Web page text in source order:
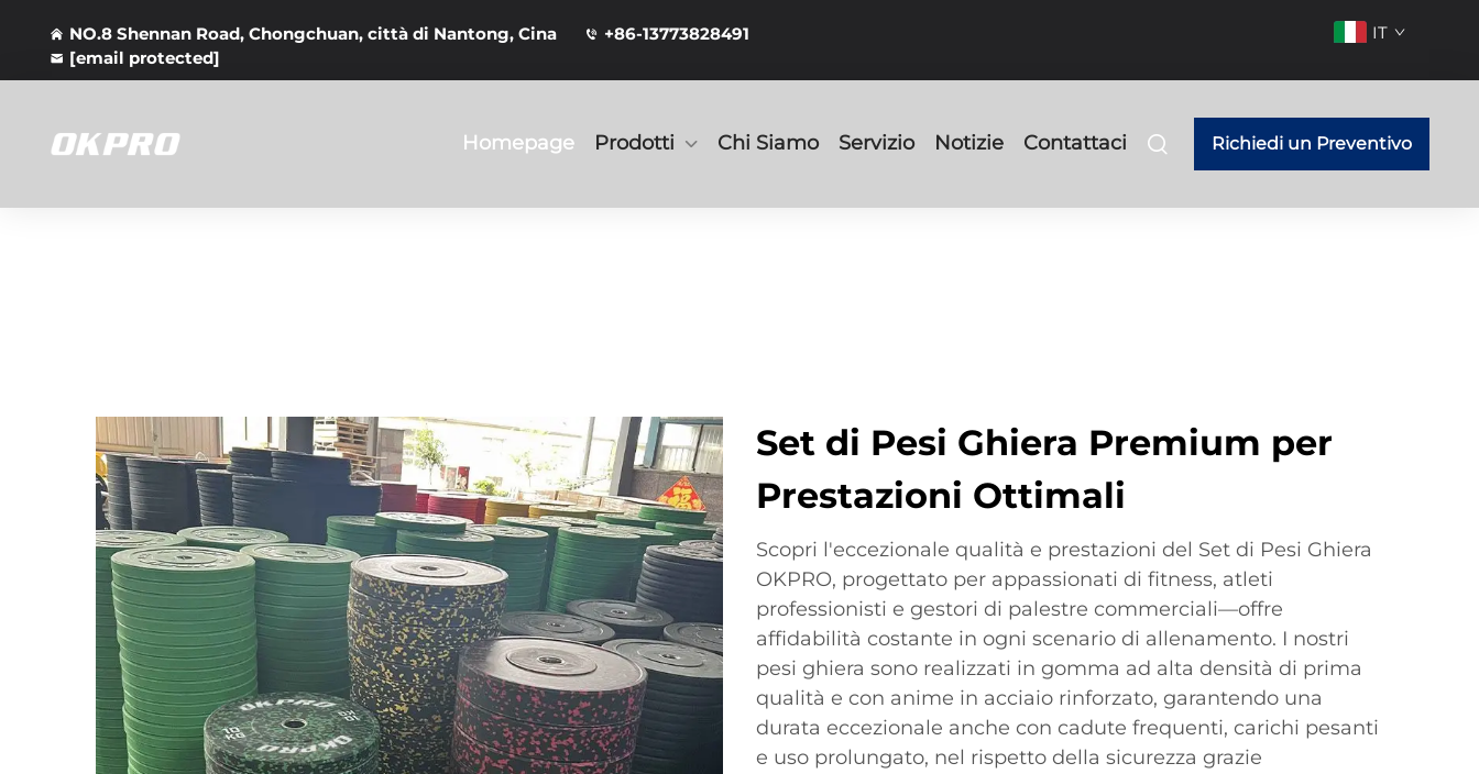
NO.8 Shennan Road, Chongchuan, città di Nantong, Cina
+86-13773828491
[email protected]
IT
Homepage Prodotti Chi Siamo Servizio Notizie Contattaci Richiedi un Preventivo
Set di Pesi Ghiera Premium per
Prestazioni Ottimali
Scopri l'eccezionale qualità e prestazioni del Set di Pesi Ghiera
OKPRO, progettato per appassionati di fitness, atleti
professionisti e gestori di palestre commerciali—offre
affidabilità costante in ogni scenario di allenamento. I nostri
pesi ghiera sono realizzati in gomma ad alta densità di prima
qualità e con anime in acciaio rinforzato, garantendo una
durata eccezionale anche con cadute frequenti, carichi pesanti
e uso prolungato, nel rispetto della sicurezza grazie